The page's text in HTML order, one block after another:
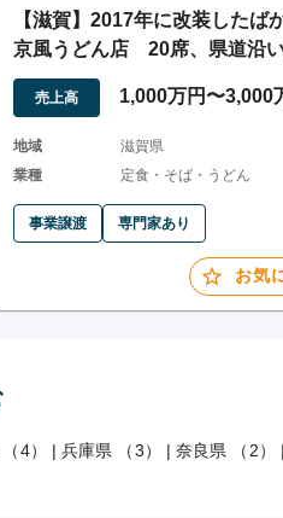
【滋賀】2017年に改装したば
京風うどん店 20席、県道沿
分な駐車場
売上高 1,000万円〜3,000
地域
滋賀県
業種
定食・そば・うどん
事業譲渡 専門家あり
お気
4） |兵庫県 （3） |奈良県 （2）